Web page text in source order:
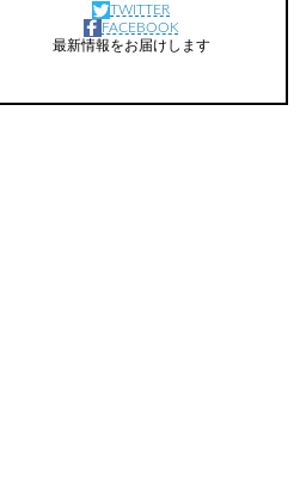
TWITTER
FACEBOOK
最新情報をお届けします